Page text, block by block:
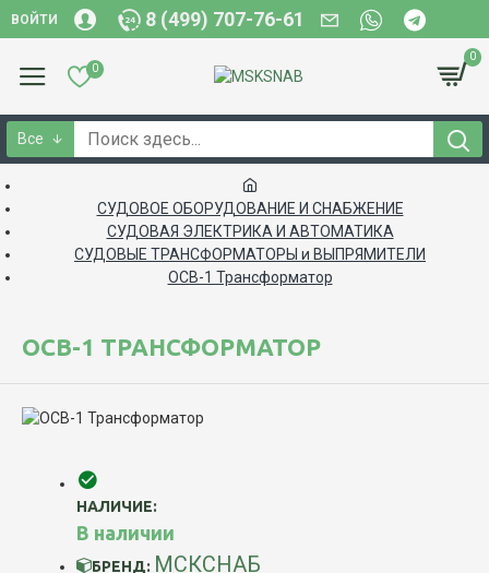
ВОЙТИ 8 (499) 707-76-61
0
0
Все
СУДОВОЕ ОБОРУДОВАНИЕ И СНАБЖЕНИЕ
СУДОВАЯ ЭЛЕКТРИКА И АВТОМАТИКА
СУДОВЫЕ ТРАНСФОРМАТОРЫ и ВЫПРЯМИТЕЛИ
ОСВ-1 Трансформатор
ОСВ-1 ТРАНСФОРМАТОР
НАЛИЧИЕ:
В наличии
БРЕНД: МСКСНАБ